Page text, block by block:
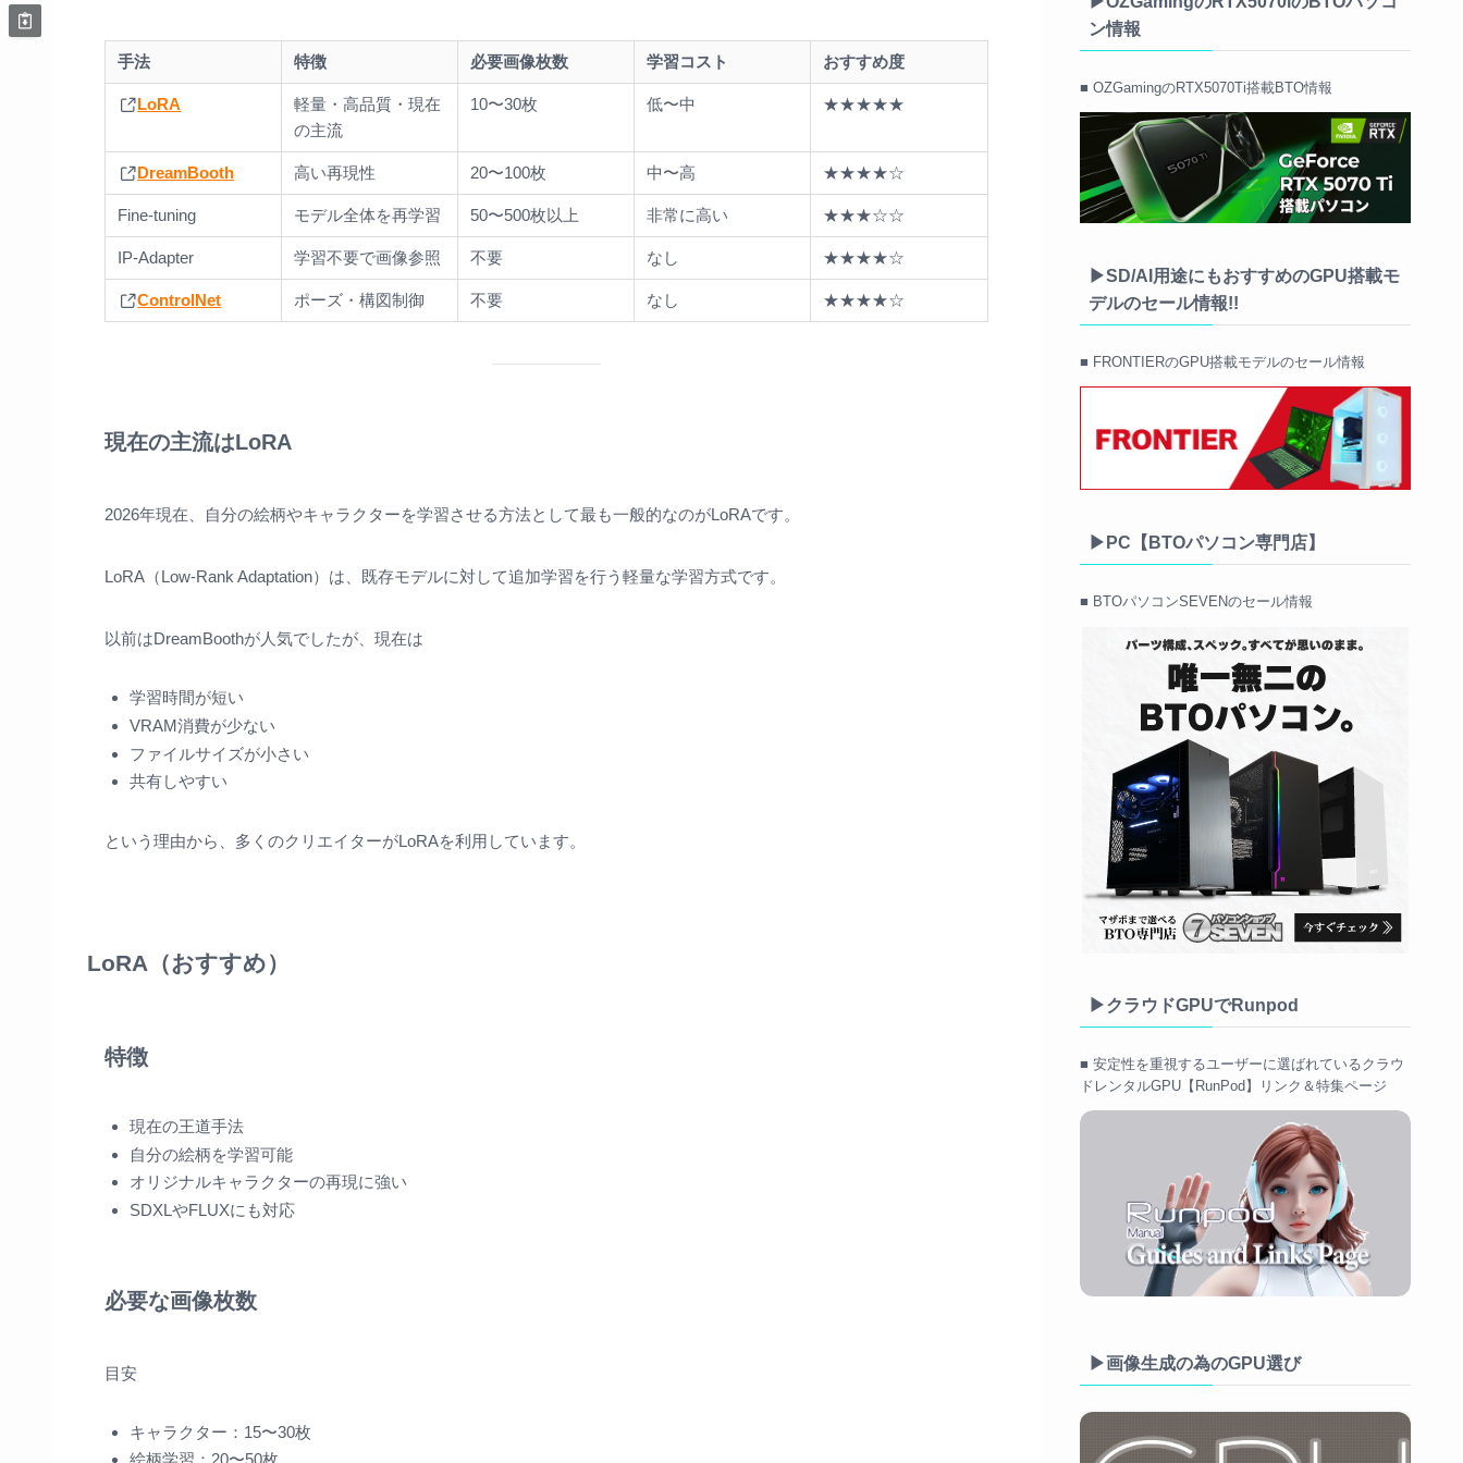
手法 特徴 必要画像枚数 学習コスト おすすめ度
LoRA
軽量・高品質・現在
の主流
10〜30枚 低〜中 ★★★★★
DreamBooth 高い再現性 20〜100枚 中〜高 ★★★★☆
Fine-tuning モデル全体を再学習 50〜500枚以上 非常に高い ★★★☆☆
IP-Adapter 学習不要で画像参照 不要 なし ★★★★☆
ControlNet ポーズ・構図制御 不要 なし ★★★★☆
現在の主流はLoRA
2026年現在、自分の絵柄やキャラクターを学習させる方法として最も一般的なのがLoRAです。
LoRA（Low-Rank Adaptation）は、既存モデルに対して追加学習を行う軽量な学習方式です。
以前はDreamBoothが人気でしたが、現在は
学習時間が短い
VRAM消費が少ない
ファイルサイズが小さい
共有しやすい
という理由から、多くのクリエイターがLoRAを利用しています。
LoRA（おすすめ）
特徴
現在の王道手法
自分の絵柄を学習可能
オリジナルキャラクターの再現に強い
SDXLやFLUXにも対応
必要な画像枚数
目安
キャラクター：15〜30枚
ン情報
■ OZGamingのRTX5070Ti搭載BTO情報
▶SD/AI用途にもおすすめのGPU搭載モ
デルのセール情報!!
■ FRONTIERのGPU搭載モデルのセール情報
▶PC【BTOパソコン専門店】
■ BTOパソコンSEVENのセール情報
▶クラウドGPUでRunpod
■ 安定性を重視するユーザーに選ばれているクラウ
ドレンタルGPU【RunPod】リンク＆特集ページ
▶画像生成の為のGPU選び